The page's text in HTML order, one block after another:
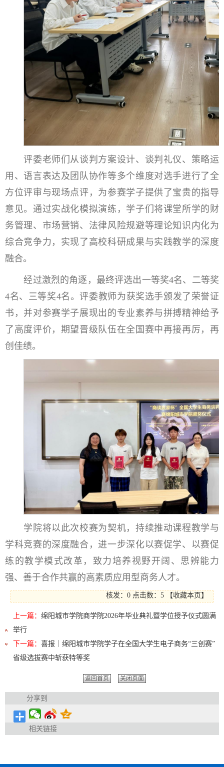
评委老师们从谈判方案设计、谈判礼仪、策略运
用、语言表达及团队协作等多个维度对选手进行了全
方位评审与现场点评，为参赛学子提供了宝贵的指导
意见。通过实战化模拟演练，学子们将课堂所学的财
务管理、市场营销、法律风险规避等理论知识内化为
综合竞争力，实现了高校科研成果与实践教学的深度
融合。
经过激烈的角逐，最终评选出一等奖4名、二等奖
4名、三等奖4名。评委教师为获奖选手颁发了荣誉证
书，并对参赛学子展现出的专业素养与拼搏精神给予
了高度评价，期望晋级队伍在全国赛中再接再厉，再
创佳绩。
学院将以此次校赛为契机，持续推动课程教学与
学科竞赛的深度融合，进一步深化以赛促学、以赛促
练的教学模式改革，致力培养视野开阔、思辨能力
强、善于合作共赢的高素质应用型商务人才。
核发：0 点击数：5 【收藏本页 】
上一篇： 绵阳城市学院商学院2026年毕业典礼暨学位授予仪式圆满
举行
下一篇： 喜报｜绵阳城市学院学子在全国大学生电子商务“三创赛”
省级选拔赛中斩获特等奖
返回首页 关闭页面
分享到
相关链接